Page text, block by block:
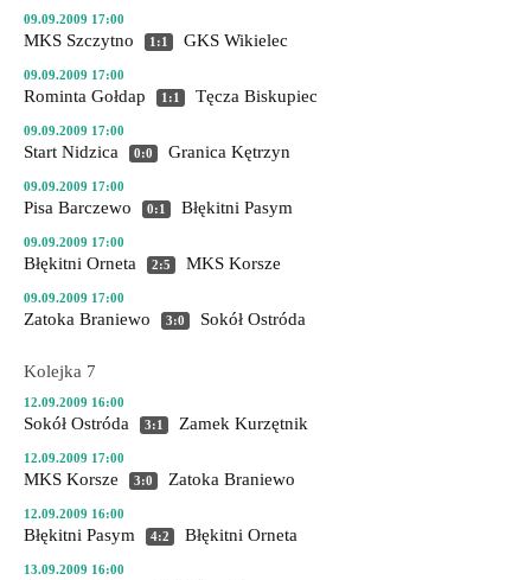
09.09.2009 17:00
MKS Szczytno 1:1 GKS Wikielec
09.09.2009 17:00
Rominta Gołdap 1:1 Tęcza Biskupiec
09.09.2009 17:00
Start Nidzica 0:0 Granica Kętrzyn
09.09.2009 17:00
Pisa Barczewo 0:1 Błękitni Pasym
09.09.2009 17:00
Błękitni Orneta 2:5 MKS Korsze
09.09.2009 17:00
Zatoka Braniewo 3:0 Sokół Ostróda
Kolejka 7
12.09.2009 16:00
Sokół Ostróda 3:1 Zamek Kurzętnik
12.09.2009 17:00
MKS Korsze 3:0 Zatoka Braniewo
12.09.2009 16:00
Błękitni Pasym 4:2 Błękitni Orneta
13.09.2009 16:00